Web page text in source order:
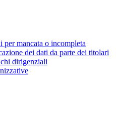
per mancata o incompleta
dei dati da parte dei titolari
dirigenziali